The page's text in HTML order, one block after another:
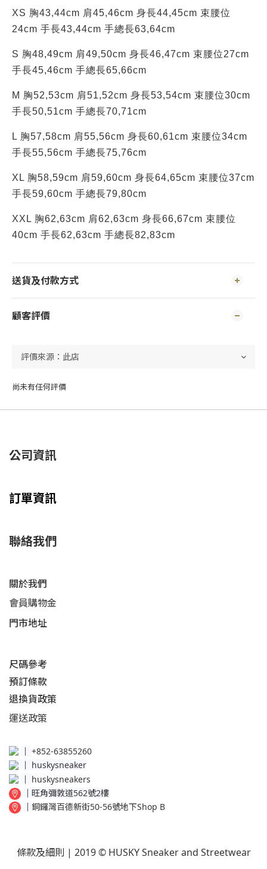
XS 胸43,44cm 肩45,46cm 身長44,45cm 束腰位
24cm 手長43,44cm 手總長63,64cm
S 胸48,49cm 肩49,50cm 身長46,47cm 束腰位27cm
手長45,46cm 手總長65,66cm
M 胸52,53cm 肩51,52cm 身長53,54cm 束腰位30cm
手長50,51cm 手總長70,71cm
L 胸57,58cm 肩55,56cm 身長60,61cm 束腰位34cm
手長55,56cm 手總長75,76cm
XL 胸58,59cm 肩59,60cm 身長64,65cm 束腰位37cm
手長59,60cm 手總長79,80cm
XXL 胸62,63cm 肩62,63cm 身長66,67cm 束腰位
40cm 手長62,63cm 手總長82,83cm
送貨及付款方式
顧客評價
尚未有任何評價
公司資訊
訂單資訊
聯絡我們
關於我們
會員購物金
門市地址
尺碼參考
預訂條款
退換貨政策​
運送政策​
│ +852-63855260
huskysneaker
│ huskysneakers
│ 旺角彌敦道562號2樓
│ 銅鑼灣百德新街50-56號地下Shop B
條款及細則 | 2019 © HUSKY Sneaker and Streetwear